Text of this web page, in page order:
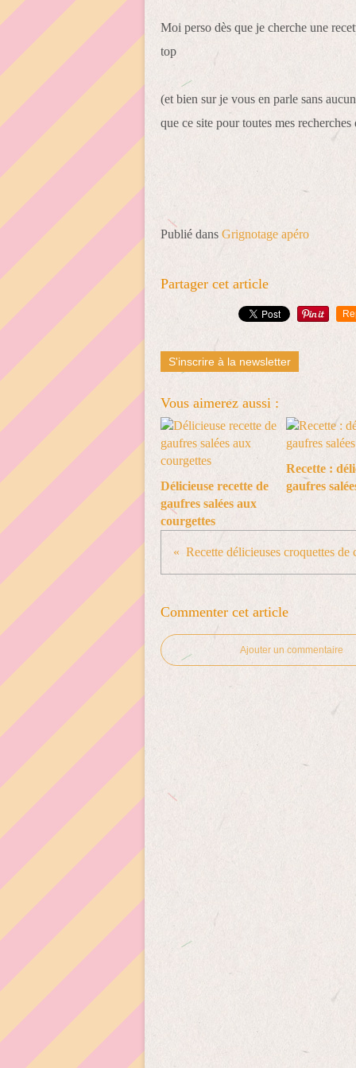
Moi perso dès que je cherche une
top
(et bien sur je vous en parle sans
que ce site pour toutes mes
Publié dans Grignotage apéro
Partager cet article
S'inscrire à la newsletter
Vous aimerez aussi :
Délicieuse recette de
gaufres salées aux
courgettes
Recette :
gaufres
Commenter cet article
Ajouter un commentaire